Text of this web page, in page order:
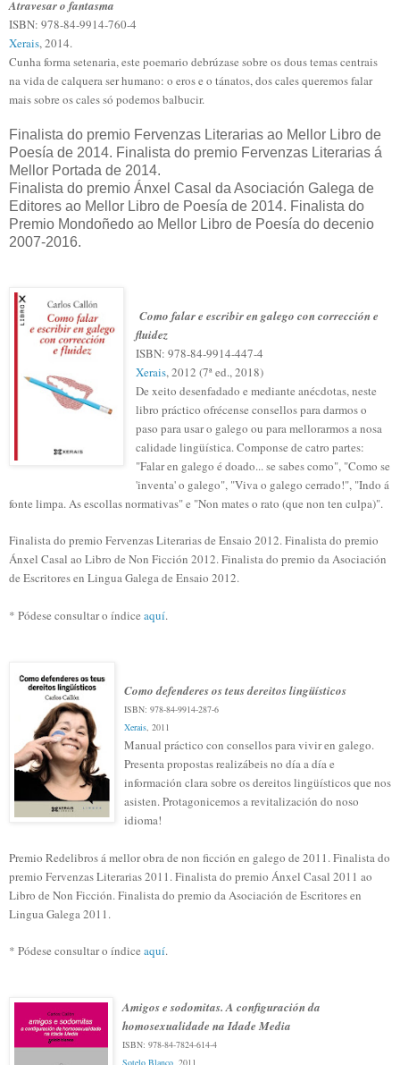
Atravesar o fantasma
ISBN: 978-84-9914-760-4
Xerais, 2014.
Cunha forma setenaria, este poemario debrúzase sobre os dous temas centrais
na vida de calquera ser humano: o eros e o tánatos, dos cales queremos falar
mais sobre os cales só podemos balbucir.
Finalista do premio Fervenzas Literarias ao Mellor Libro de
Poesía de 2014. Finalista do premio Fervenzas Literarias á
Mellor Portada de 2014.
Finalista do premio Ánxel Casal da Asociación Galega de
Editores ao Mellor Libro de Poesía de 2014. Finalista do
Premio Mondoñedo ao Mellor Libro de Poesía do decenio
2007-2016.
Como falar e escribir en galego con corrección e
fluidez
ISBN: 978-84-9914-447-4
Xerais, 2012 (7ª ed., 2018)
De xeito desenfadado e mediante anécdotas, neste
libro práctico ofrécense consellos para darmos o
paso para usar o galego ou para mellorarmos a nosa
calidade lingüística. Componse de catro partes:
"Falar en galego é doado... se sabes como", "Como se
'inventa' o galego", "Viva o galego cerrado!", "Indo á
fonte limpa. As escollas normativas" e "Non mates o rato (que non ten culpa)".
Finalista do premio Fervenzas Literarias de Ensaio 2012. Finalista do premio
Ánxel Casal ao Libro de Non Ficción 2012. Finalista do premio da Asociación
de Escritores en Lingua Galega de Ensaio 2012.
* Pódese consultar o índice aquí.
Como defenderes os teus dereitos lingüísticos
ISBN: 978-84-9914-287-6
Xerais , 2011
Manual práctico con consellos para vivir en galego.
Presenta propostas realizábeis no día a día e
información clara sobre os dereitos lingüísticos que nos
asisten. Protagonicemos a revitalización do noso
idioma!
Premio Redelibros á mellor obra de non ficción en galego de 2011. Finalista do
premio Fervenzas Literarias 2011. Finalista do premio Ánxel Casal 2011 ao
Libro de Non Ficción. Finalista do premio da Asociación de Escritores en
Lingua Galega 2011.
* Pódese consultar o índice aquí.
Amigos e sodomitas. A configuración da
homosexualidade na Idade Media
ISBN: 978-84-7824-614-4
Sotelo Blanco , 2011